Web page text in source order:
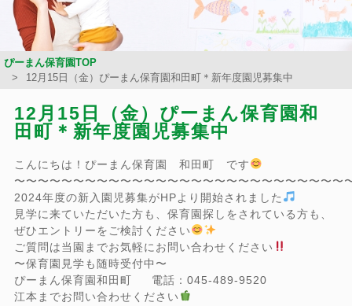
ぴーまん保育園TOP
12月15日（金）ぴーまん保育園和田町＊新年度園児募集中
12月15日（金）ぴーまん保育園和
田町＊新年度園児募集中
こんにちは！ぴーまん保育園 和田町 です
〜〜〜〜〜〜〜〜〜〜〜〜〜〜〜〜〜〜〜〜〜〜〜〜〜〜〜〜
2024年度の新入園児募集がHPより開始されました
見学に来ていただいた方も、保育園探しをされている方も、
ぜひエントリーをご検討ください
ご質問は当園までお気軽にお問い合わせください
〜保育園見学も随時受付中〜
ぴーまん保育園和田町 電話：045-489-9520
江本までお問い合わせください